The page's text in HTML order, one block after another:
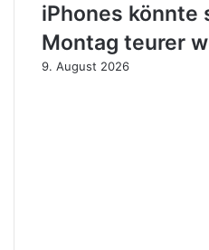
iPhones könnte
Montag teurer
9. August 2026